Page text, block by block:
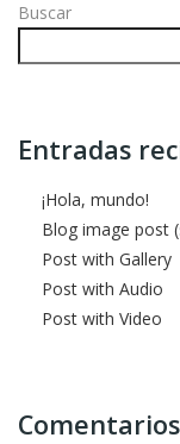
Buscar
Entradas
¡Hola, mundo!
Blog image post
Post with Gallery
Post with Audio
Post with Video